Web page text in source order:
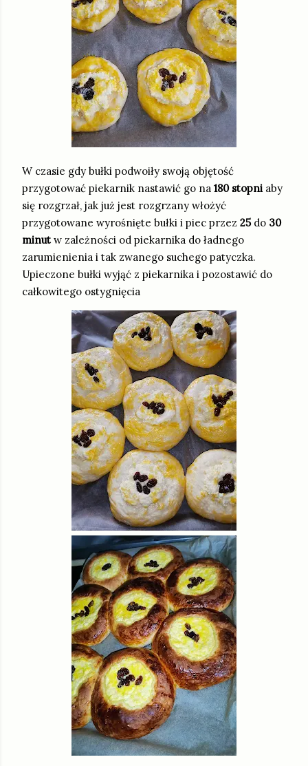
W czasie gdy bułki podwoiły swoją objętość
przygotować piekarnik nastawić go na 180 stopni aby
się rozgrzał, jak już jest rozgrzany włożyć
przygotowane wyrośnięte bułki i piec przez 25do 30
minut w zależności od piekarnika do ładnego
zarumienienia i tak zwanego suchego patyczka.
Upieczone bułki wyjąć z piekarnika i pozostawić do
całkowitego ostygnięcia